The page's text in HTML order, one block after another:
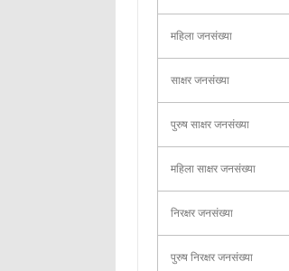
महिला जनसंख्या
साक्षर जनसंख्या
पुरुष साक्षर जनसंख्या
महिला साक्षर जनसंख्या
निरक्षर जनसंख्या
पुरुष निरक्षर जनसंख्या